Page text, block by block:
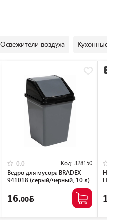
Освежители воздуха Кухонные
0.0 Код: 328150
Ведро для мусора BRADEX
941018 (серый/черный, 10 л)
16.00